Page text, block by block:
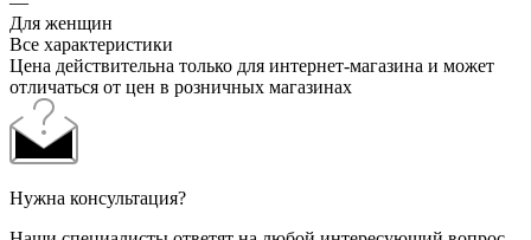
Для женщин
Все характеристики
Цена действительна только для интернет-магазина и может
отличаться от цен в розничных магазинах
Нужна консультация?